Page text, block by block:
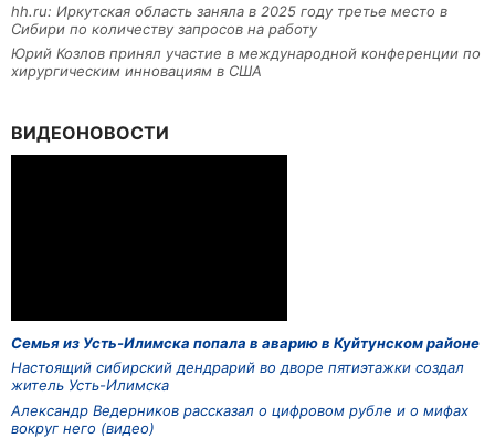
hh.ru: Иркутская область заняла в 2025 году третье место в
Сибири по количеству запросов на работу
Юрий Козлов принял участие в международной конференции по
хирургическим инновациям в США
ВИДЕОНОВОСТИ
Семья из Усть-Илимска попала в аварию в Куйтунском районе
Настоящий сибирский дендрарий во дворе пятиэтажки создал
житель Усть-Илимска
Александр Ведерников рассказал о цифровом рубле и о мифах
вокруг него (видео)